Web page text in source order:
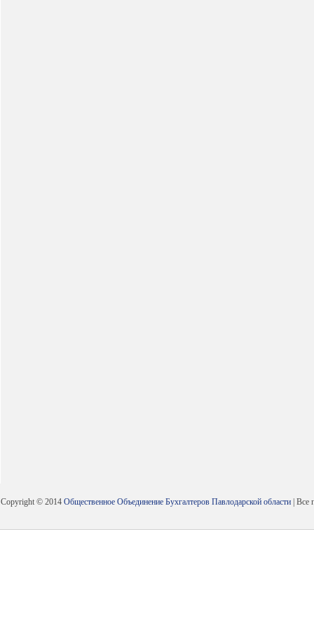
Copyright © 2014 Общественное Объединение Бухгалтеров Павлодарской области | Все